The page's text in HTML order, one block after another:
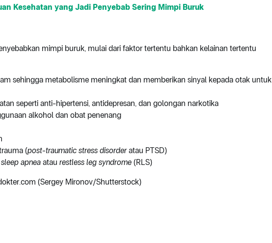
Kesehatan yang Jadi Penyebab Sering Mimpi Buruk
mimpi buruk, mulai dari faktor tertentu bahkan kelainan tertentu
sehingga metabolisme meningkat dan memberikan sinyal kepada otak untuk
seperti anti-hipertensi, antidepresan, dan golongan narkotika
alkohol dan obat penenang
(post-traumatic stress disorderatau PTSD)
sleep apnea atau restless leg syndrome (RLS)